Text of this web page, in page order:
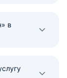
в